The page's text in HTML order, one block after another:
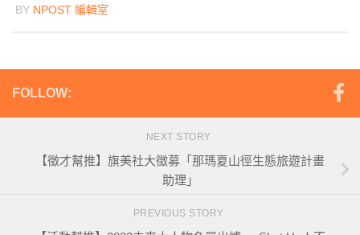
BY NPOST 編輯室
FOLLOW:
NEXT STORY
【徵才幫推】旗美社大徵募「那瑪夏山徑生態旅遊計畫
助理」
PREVIOUS STORY